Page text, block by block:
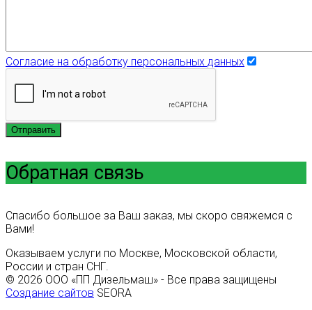
Согласие на обработку персональных данных
Отправить
Обратная связь
Спасибо большое за Ваш заказ, мы скоро свяжемся с
Вами!
Оказываем услуги по Москве, Московской области,
России и стран СНГ.
© 2026 ООО «ПП Дизельмаш» - Все права защищены
Создание сайтов SEORA